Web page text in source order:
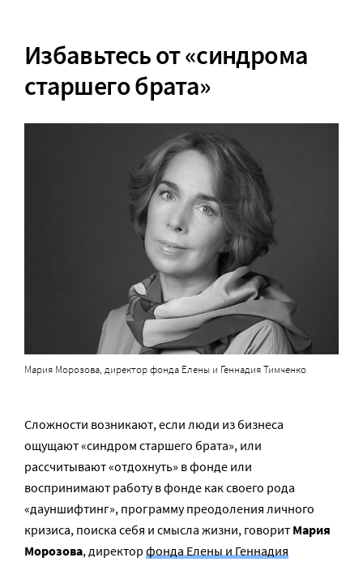
Избавьтесь от «синдрома
старшего брата»
Мария Морозова, директор фонда Елены и Геннадия Тимченко
Сложности возникают, если люди из бизнеса
ощущают «синдром старшего брата», или
рассчитывают «отдохнуть» в фонде или
воспринимают работу в фонде как своего рода
«дауншифтинг», программу преодоления личного
кризиса, поиска себя и смысла жизни, говорит Мария
Морозова, директор фонда Елены и Геннадия